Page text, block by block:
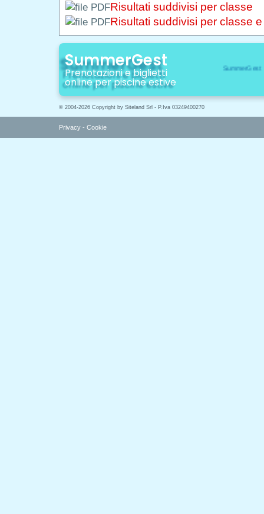
Risultati suddivisi per classe
Risultati suddivisi per classe
SummerGest
Prenotazioni e biglietti
online per piscine estive
© 2004-2026 Copyright by Siteland Srl - P.Iva 03249400270
Privacy - Cookie